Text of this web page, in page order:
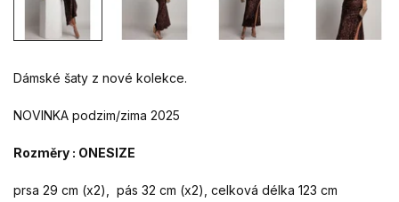
Dámské šaty z nové kolekce.
NOVINKA podzim/zima 2025
Rozměry : ONESIZE
prsa 29 cm (x2), pás 32 cm (x2), celková délka 123 cm